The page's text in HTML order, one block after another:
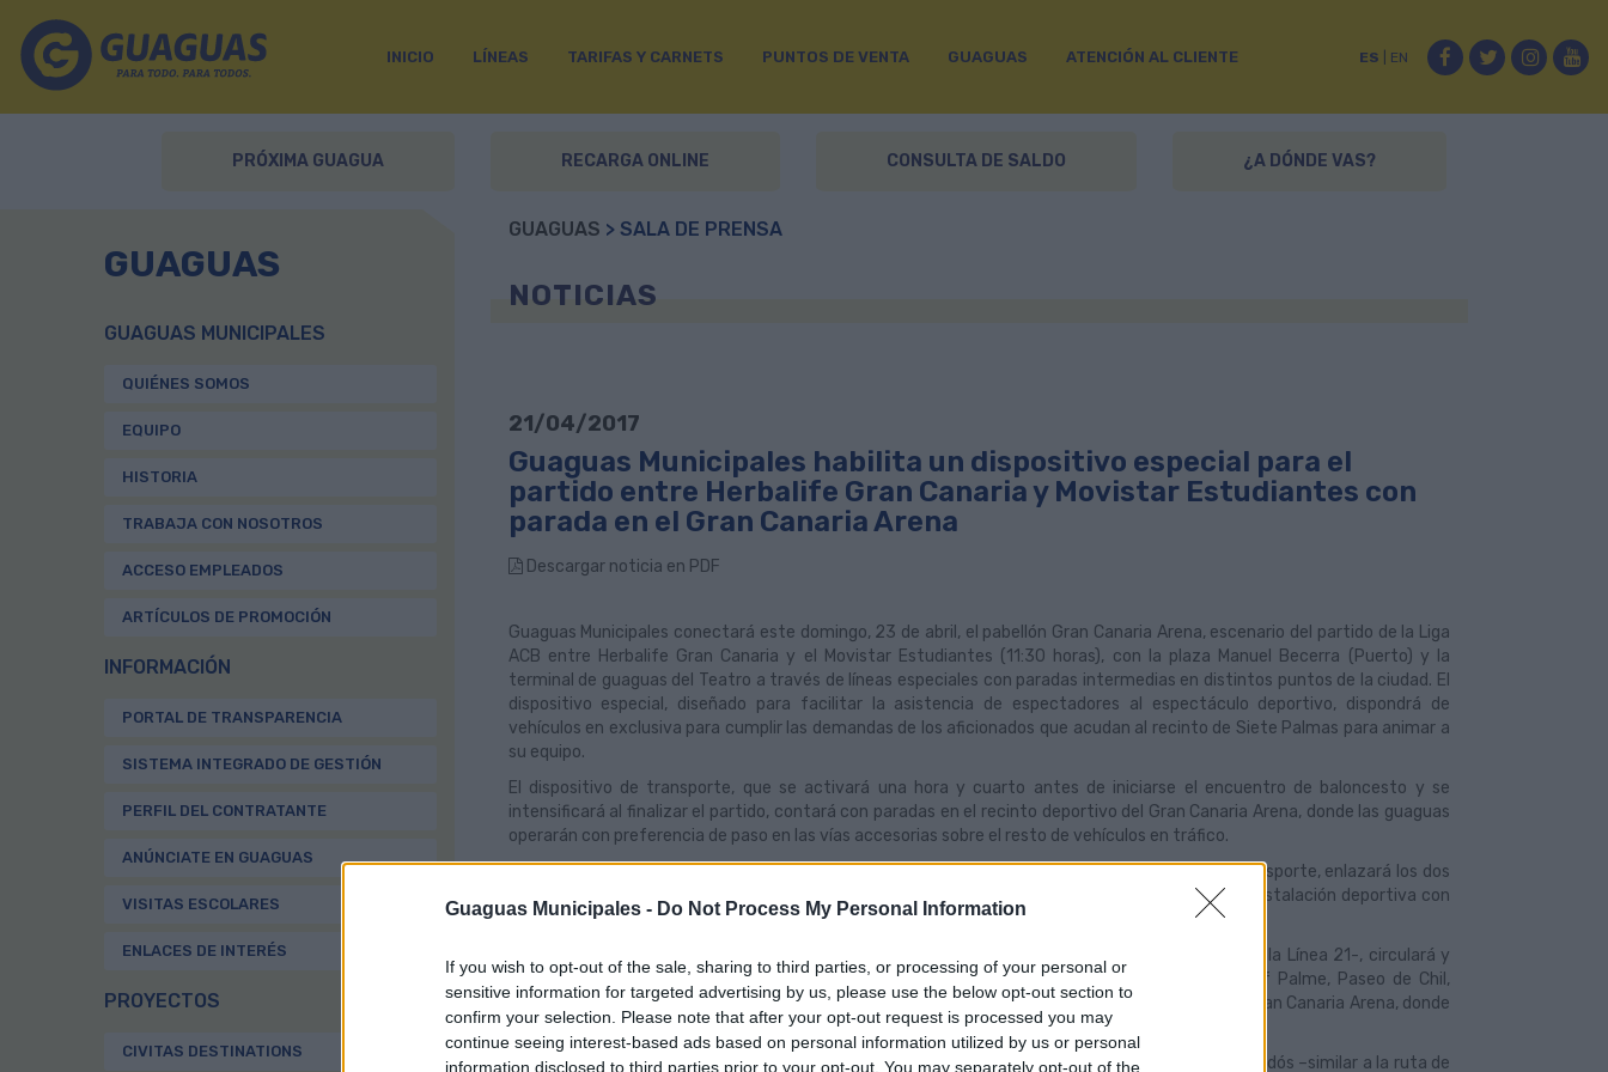
Guaguas Municipales - Do Not Process My Personal Information
If you wish to opt-out of the sale, sharing to third parties, or processing of your personal or
sensitive information for targeted advertising by us, please use the below opt-out section to
confirm your selection. Please note that after your opt-out request is processed you may
continue seeing interest-based ads based on personal information utilized by us or personal
information disclosed to third parties prior to your opt-out. You may separately opt-out of the
INICIO LÍNEAS TARIFAS Y CARNETS PUNTOS DE VENTA GUAGUAS ATENCIÓN AL CLIENTE Facebook
Twitter
ES EN
PRÓXIMA GUAGUA RECARGA ONLINE CONSULTA DE SALDO ¿A DÓNDE VAS?
GUAGUAS
GUAGUAS MUNICIPALES
QUIÉNES SOMOS
EQUIPO
HISTORIA
TRABAJA CON NOSOTROS
ACCESO EMPLEADOS
ARTÍCULOS DE PROMOCIÓN
INFORMACIÓN
PORTAL DE TRANSPARENCIA
SISTEMA INTEGRADO DE GESTIÓN
PERFIL DEL CONTRATANTE
ANÚNCIATE EN GUAGUAS
VISITAS ESCOLARES
ENLACES DE INTERÉS
PROYECTOS
CIVITAS DESTINATIONS
GUAGUAS > SALA DE PRENSA
NOTICIAS
21/04/2017
Guaguas Municipales habilita un dispositivo especial para el
partido entre Herbalife Gran Canaria y Movistar Estudiantes con
parada en el Gran Canaria Arena
Descargar noticia en PDF
Guaguas Municipales conectará este domingo, 23 de abril, el pabellón Gran Canaria Arena, escenario del partido de la Liga
ACB entre Herbalife Gran Canaria y el Movistar Estudiantes (11:30 horas), con la plaza Manuel Becerra (Puerto) y la
terminal de guaguas del Teatro a través de líneas especiales con paradas intermedias en distintos puntos de la ciudad. El
dispositivo especial, diseñado para facilitar la asistencia de espectadores al espectáculo deportivo, dispondrá de
vehículos en exclusiva para cumplir las demandas de los aficionados que acudan al recinto de Siete Palmas para animar a
su equipo.
El dispositivo de transporte, que se activará una hora y cuarto antes de iniciarse el encuentro de baloncesto y se
intensificará al finalizar el partido, contará con paradas en el recinto deportivo del Gran Canaria Arena, donde las guaguas
operarán con preferencia de paso en las vías accesorias sobre el resto de vehículos en tráfico.
El servicio de líneas exclusivas, con paradas intermedias al objeto de ampliar la cobertura de transporte, enlazará los dos
puntos de origen, Plaza Manuel Becerra (en el Puerto) y terminal de guaguas del Teatro, con la instalación deportiva con
horarios de salida a las 10:15 y 10:45 horas.
La línea especial ‘Gran Canaria Arena’, con salida en la Plaza Manuel Becerra –similar a la ruta de la Línea 21-, circulará y
tendrá paradas intermedias en Juan Rejón, Albareda, Santa Catalina, Juan Manuel Durán, Olof Palme, Paseo de Chil,
Avenida de Escaleritas, La Feria y Las Borreras hasta la parada final en el interior del recinto del Gran Canaria Arena, donde
volverá en vacío hacia el Puerto para seguir trasladando aficionados hasta Siete Palmas.
Por su parte, el servicio especial, que comienza desde la terminal de guaguas del Teatro Pérez Galdós –similar a la ruta de